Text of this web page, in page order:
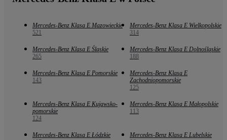
Mercedes-Benz Klasa E Mazowieckie
521
Mercedes-Benz Klasa E Wielkopolskie
314
Mercedes-Benz Klasa E Śląskie
265
Mercedes-Benz Klasa E Dolnośląskie
188
Mercedes-Benz Klasa E Pomorskie
143
Mercedes-Benz Klasa E
Zachodniopomorskie
125
Mercedes-Benz Klasa E Kujawsko-
pomorskie
124
Mercedes-Benz Klasa E Małopolskie
113
Mercedes-Benz Klasa E Łódzkie
Mercedes-Benz Klasa E Lubelskie